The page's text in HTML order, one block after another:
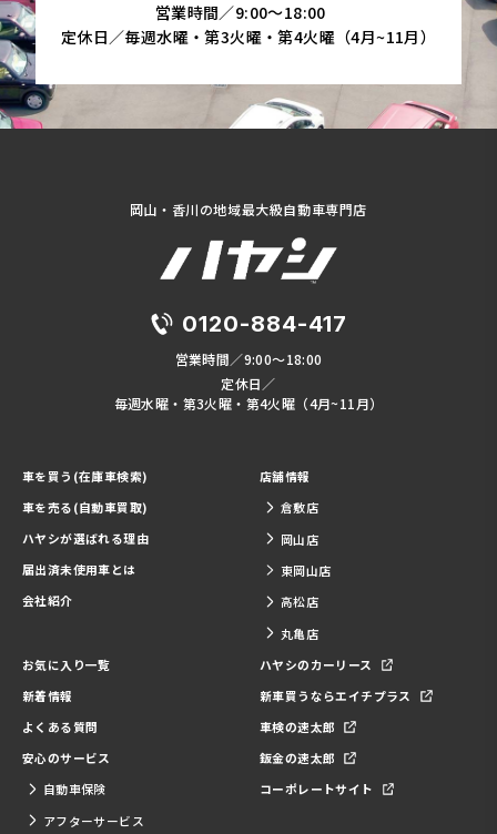
営業時間／9:00～18:00
定休日／毎週水曜・第3火曜・第4火曜（4月~11月）
岡山・香川の地域最大級自動車専門店
0120-884-417
営業時間／9:00～18:00
定休日／
毎週水曜・第3火曜・第4火曜（4月~11月）
車を買う(在庫車検索)
車を売る(自動車買取)
ハヤシが選ばれる理由
届出済未使用車とは
会社紹介
店舗情報
倉敷店
岡山店
東岡山店
高松店
丸亀店
お気に入り一覧
新着情報
よくある質問
安心のサービス
自動車保険
アフターサービス
ハヤシのカーリース
新車買うならエイチプラス
車検の速太郎
鈑金の速太郎
コーポレートサイト